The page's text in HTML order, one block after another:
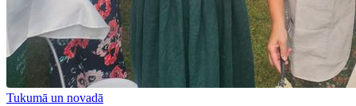
Tukumā un novadā